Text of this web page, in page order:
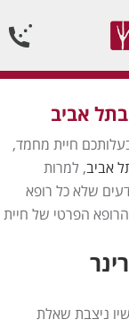
אביב
חיית מחמד,
אביב, למרות
שלא כל רופא
הפרטי של חיית
ניצבת שאלת